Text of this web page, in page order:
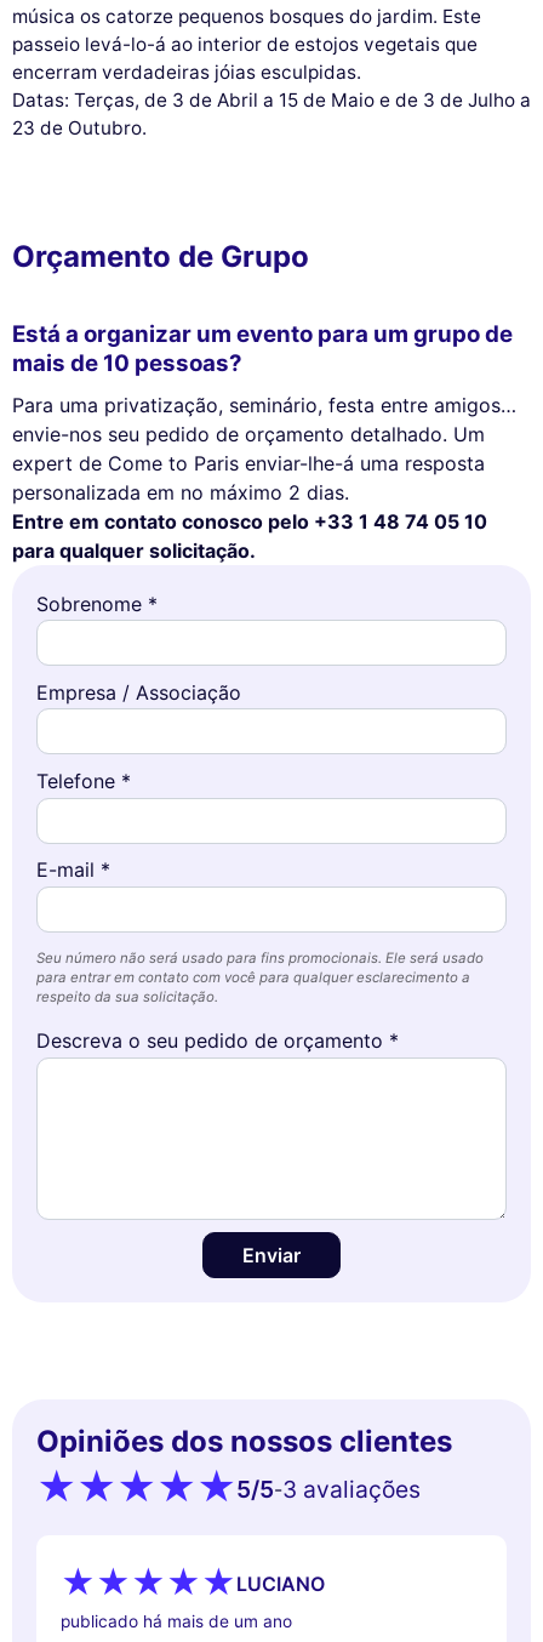
música os catorze pequenos bosques do jardim. Este
passeio levá-lo-á ao interior de estojos vegetais que
encerram verdadeiras jóias esculpidas.
Datas: Terças, de 3 de Abril a 15 de Maio e de 3 de Julho a
23 de Outubro.
Orçamento de Grupo
Está a organizar um evento para um grupo de
mais de 10 pessoas?
Para uma privatização, seminário, festa entre amigos…
envie-nos seu pedido de orçamento detalhado. Um
expert de Come to Paris enviar-lhe-á uma resposta
personalizada em no máximo 2 dias.
Entre em contato conosco pelo +33 1 48 74 05 10
para qualquer solicitação.
Sobrenome *
Empresa / Associação
Telefone *
E-mail *
Seu número não será usado para fins promocionais. Ele será usado
para entrar em contato com você para qualquer esclarecimento a
respeito da sua solicitação.
Descreva o seu pedido de orçamento *
Enviar
Opiniões dos nossos clientes
5/5-3 avaliações
LUCIANO
publicado há mais de um ano